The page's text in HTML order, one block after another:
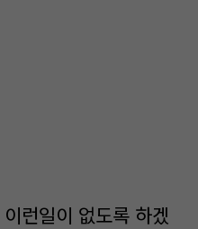
런일이 없도록 하겠